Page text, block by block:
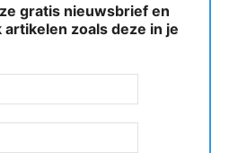
gratis nieuwsbrief en
zoals deze in je